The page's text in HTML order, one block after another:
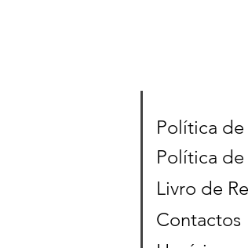
Política
Política
Livro de
Contactos